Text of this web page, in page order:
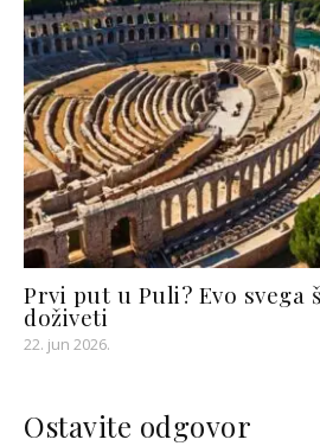
Prvi put u Puli? Evo svega
doživeti
22. jun 2026.
Ostavite odgovor